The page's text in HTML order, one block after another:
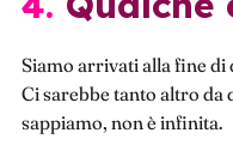
Siamo arrivati alla fine
Ci sarebbe tanto altro da
sappiamo, non è infinita.